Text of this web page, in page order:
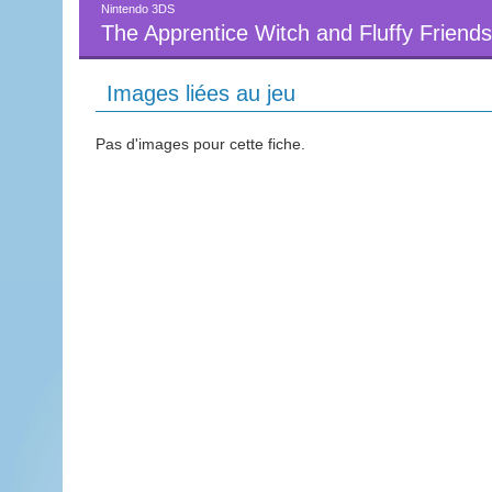
Nintendo 3DS
The Apprentice Witch and Fluffy Friends
Images liées au jeu
Pas d'images pour cette fiche.